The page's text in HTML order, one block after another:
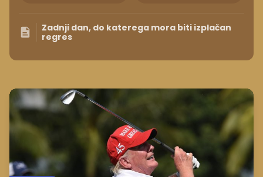
Zadnji dan, do katerega mora biti izplačan
regres